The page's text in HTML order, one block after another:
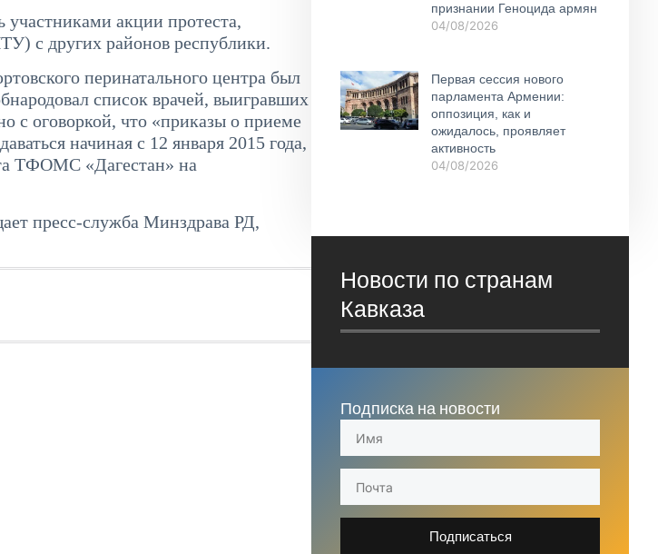
акции протеста,
с других районов республики.
перинатального центра был
список врачей, выигравших
с оговоркой, что «приказы о приеме
начиная с 12 января 2015 года,
ТФОМС «Дагестан» на
пресс-служба Минздрава РД,
признании Геноцида армян
04/08/2026
Первая сессия нового
парламента Армении:
оппозиция, как и
ожидалось, проявляет
активность
04/08/2026
Новости по странам
Кавказа
Подписка на новости
Подписаться